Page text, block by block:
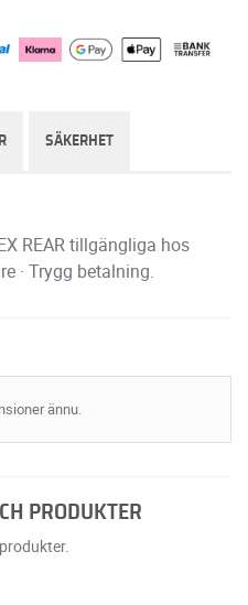
SÄKERHET
REAR tillgängliga hos
· Trygg betalning.
ännu.
PRODUKTER